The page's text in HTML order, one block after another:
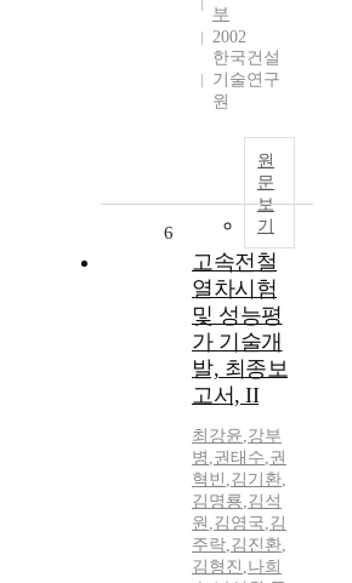
부
2002
한국건설
기술연구
원
원
문
보
기
6
고속전철
열차시험
및 성능평
가 기술개
발, 최종보
고서, II
최강윤,강부
병 ,권태수,권
혁빈 ,김기환,
김명룡,김석
원 ,김영국,김
주락,김진환,
김형진 ,나희